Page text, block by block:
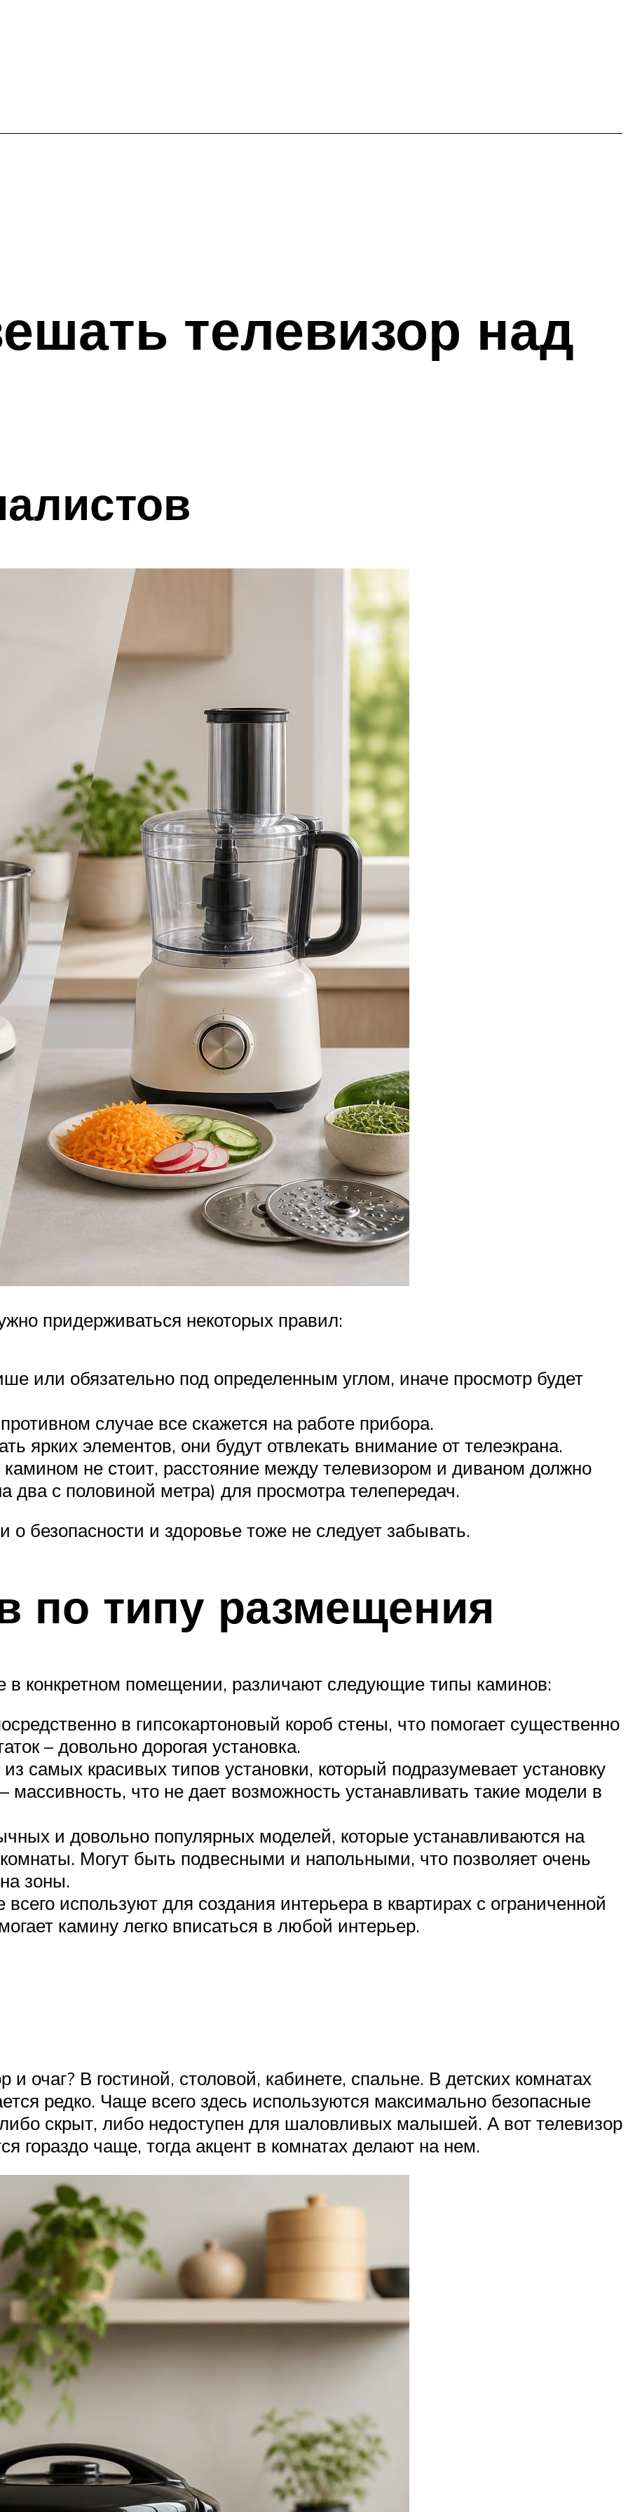
телевизор над
придерживаться некоторых правил:
или обязательно под определенным углом, иначе просмотр будет
случае все скажется на работе прибора.
ярких элементов, они будут отвлекать внимание от телеэкрана.
не стоит, расстояние между телевизором и диваном должно
с половиной метра) для просмотра телепередач.
о безопасности и здоровье тоже не следует забывать.
по типу размещения
в конкретном помещении, различают следующие типы каминов:
в гипсокартоновый короб стены, что помогает существенно
– довольно дорогая установка.
самых красивых типов установки, который подразумевает установку
массивность, что не дает возможность устанавливать такие модели в
и довольно популярных моделей, которые устанавливаются на
Могут быть подвесными и напольными, что позволяет очень
зоны.
используют для создания интерьера в квартирах с ограниченной
камину легко вписаться в любой интерьер.
очаг? В гостиной, столовой, кабинете, спальне. В детских комнатах
редко. Чаще всего здесь используются максимально безопасные
скрыт, либо недоступен для шаловливых малышей. А вот телевизор
гораздо чаще, тогда акцент в комнатах делают на нем.